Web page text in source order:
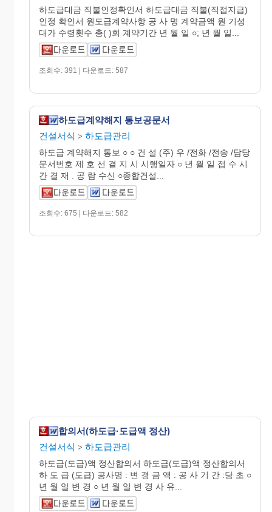
하도급대금 직불인정확인서 하도급대금 직불(직접지급)
인정 확인서 원도급계약사항 공 사 명 계약금액 원 기성
대가 수령횟수 총( )회 계약기간 년 월 일 ○; 년 월 일...
조회수: 391 | 다운로드: 587
하도급계약해지 통보공문서
건설서식 > 하도급관리
하도급 계약해지 통보 ○ ○ 건 설 (주) 우 /전화 /전송 /담당
문서번호 제 호 선 결 지 시 시행일자 ○ 년 월 일 접 수 시
간 결 재 . 공 람 수신 ○종합건설...
조회수: 675 | 다운로드: 582
합의서(하도급·도급액 정산)
건설서식 > 하도급관리
하도급(도급)액 정산합의서 하도급(도급)액 정산합의서
하 도 급 (도급) 공사명 : 변 경 금 액 : 공 사 기 간 :당 초 ○
년 월 일 변 경 ○ 년 월 일 변 경 사 유...